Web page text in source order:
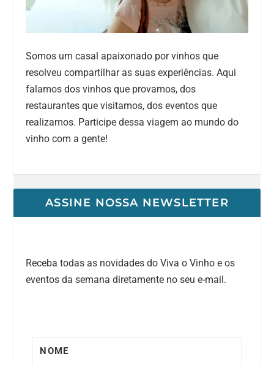
Somos um casal apaixonado por vinhos que
resolveu compartilhar as suas experiências. Aqui
falamos dos vinhos que provamos, dos
restaurantes que visitamos, dos eventos que
realizamos. Participe dessa viagem ao mundo do
vinho com a gente!
ASSINE NOSSA NEWSLETTER
Receba todas as novidades do Viva o Vinho e os
eventos da semana diretamente no seu e-mail.